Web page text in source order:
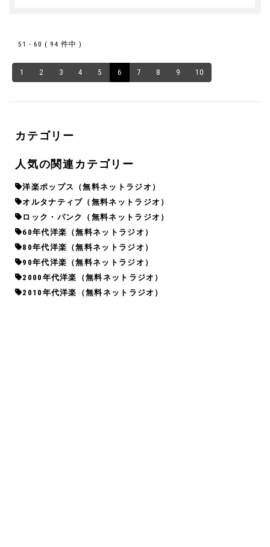
51 - 60 ( 94 件中 )
1 2 3 4 5 6 7 8 9 10
カテゴリー
人気の関連カテゴリー
洋楽ポップス（無料ネットラジオ）
オルタナティブ（無料ネットラジオ）
ロック・パンク（無料ネットラジオ）
60年代洋楽（無料ネットラジオ）
80年代洋楽（無料ネットラジオ）
90年代洋楽（無料ネットラジオ）
2000年代洋楽（無料ネットラジオ）
2010年代洋楽（無料ネットラジオ）